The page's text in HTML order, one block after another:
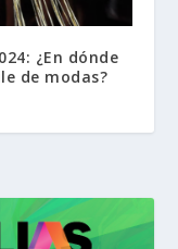
¿En dónde
de modas?